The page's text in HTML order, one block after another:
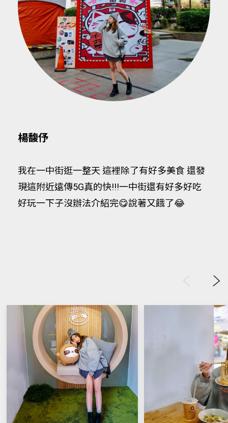
楊馥伃
我在一中街逛一整天 這裡除了有好多美食 還發
現這附近遠傳5G真的快!!!一中街還有好多好吃
好玩一下子沒辦法介紹完😋說著又餓了😂
Previous Next